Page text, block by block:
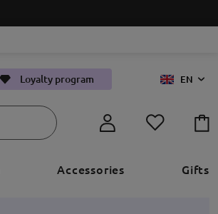
Loyalty program EN
Accessories Gifts